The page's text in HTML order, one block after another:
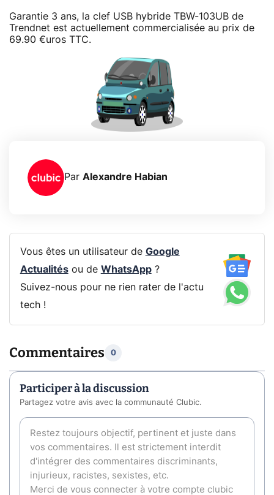
Garantie 3 ans, la clef USB hybride TBW-103UB de
Trendnet est actuellement commercialisée au prix de
69.90 €uros TTC.
Par Alexandre Habian
Vous êtes un utilisateur de Google
Actualitésou de WhatsApp?
Suivez-nous pour ne rien rater de l'actu
tech !
Commentaires 0
Participer à la discussion
Partagez votre avis avec la communauté Clubic.